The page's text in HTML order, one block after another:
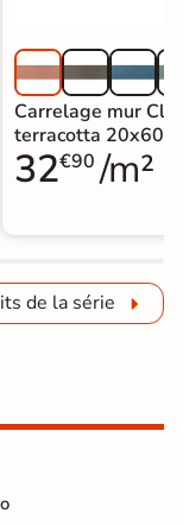
Carrelage mur
terracotta 20x60
32€90 /m²
de la série